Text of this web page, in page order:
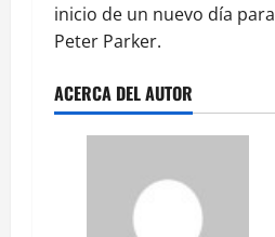
inicio de un nuevo día para
Peter Parker.
ACERCA DEL AUTOR